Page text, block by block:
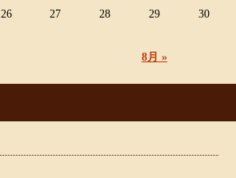
8月 »
26 27 28 29
30